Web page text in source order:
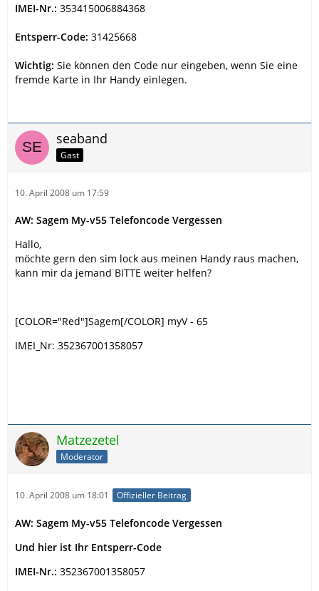
IMEI-Nr.: 353415006884368
Entsperr-Code: 31425668
Wichtig: Sie können den Code nur eingeben, wenn Sie eine
fremde Karte in Ihr Handy einlegen.
seaband
Gast
10. April 2008 um 17:59
AW: Sagem My-v55 Telefoncode Vergessen
Hallo,
möchte gern den sim lock aus meinen Handy raus machen,
kann mir da jemand BITTE weiter helfen?
[COLOR="Red"]Sagem[/COLOR] myV - 65
IMEI_Nr: 352367001358057
Matzezetel
Moderator
10. April 2008 um 18:01 Offizieller Beitrag
AW: Sagem My-v55 Telefoncode Vergessen
Und hier ist Ihr Entsperr-Code
IMEI-Nr.: 352367001358057